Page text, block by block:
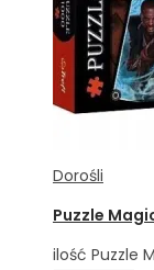
Dorośli
Puzzle
ilość Puzzle